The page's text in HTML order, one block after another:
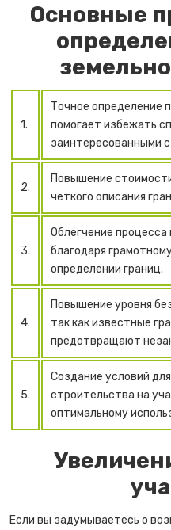
Основные
1.
Точное определение
помогает избежать
заинтересованными
2.
Повышение
четкого описания
3.
Облегчение
благодаря
определении границ.
4.
Повышение уровня
так как известные
предотвращают
5.
Создание условий
строительства на
оптимальному
Если вы задумываетесь о